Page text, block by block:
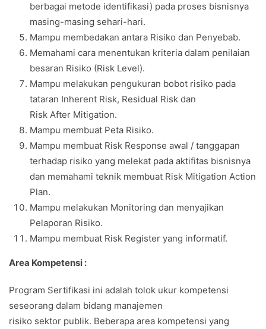
berbagai metode identifikasi) pada proses bisnisnya
masing-masing sehari-hari.
Mampu membedakan antara Risiko dan Penyebab.
Memahami cara menentukan kriteria dalam penilaian
besaran Risiko (Risk Level).
Mampu melakukan pengukuran bobot risiko pada
tataran Inherent Risk, Residual Risk dan
Risk After Mitigation.
Mampu membuat Peta Risiko.
Mampu membuat Risk Response awal / tanggapan
terhadap risiko yang melekat pada aktifitas bisnisnya
dan memahami teknik membuat Risk Mitigation Action
Plan.
Mampu melakukan Monitoring dan menyajikan
Pelaporan Risiko.
Mampu membuat Risk Register yang informatif.
Area Kompetensi :
Program Sertifikasi ini adalah tolok ukur kompetensi
seseorang dalam bidang manajemen
risiko sektor publik. Beberapa area kompetensi yang